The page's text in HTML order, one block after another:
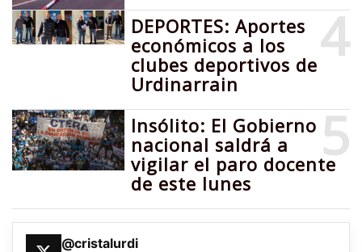
4
DEPORTES: Aportes
económicos a los
clubes deportivos de
Urdinarrain
5
Insólito: El Gobierno
nacional saldrá a
vigilar el paro docente
de este lunes
@cristalurdi